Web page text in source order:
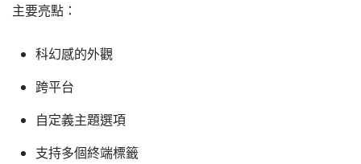
主要亮點：
科幻感的外觀
跨平台
自定義主題選項
支持多個終端標籤